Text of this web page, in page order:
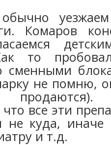
Комаров
то
сменными
не помню,
продаются).
все эти
не куда,
и т.д.